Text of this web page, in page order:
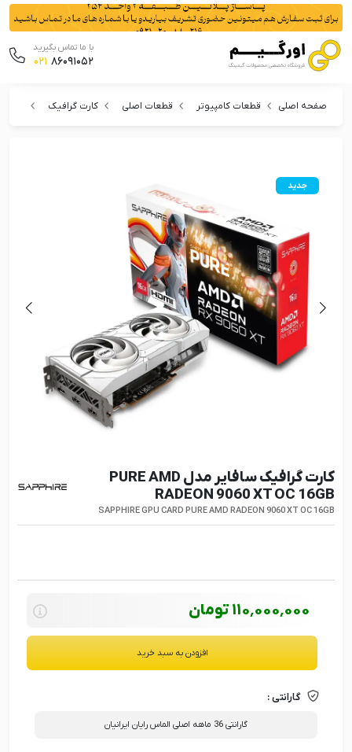
با ما تماس بگیرید
021 86091052
صفحه اصلی قطعات کامپیوتر قطعات اصلی کارت گرافیک
جدید
کارت گرافیک سافایر مدل PURE AMD
RADEON 9060 XT OC 16GB
SAPPHIRE GPU CARD PURE AMD RADEON 9060 XT OC 16GB
110٬000٬000تومان
افزودن به سبد خرید
گارانتی :
گارانتی 36 ماهه اصلی الماس رایان ایرانیان